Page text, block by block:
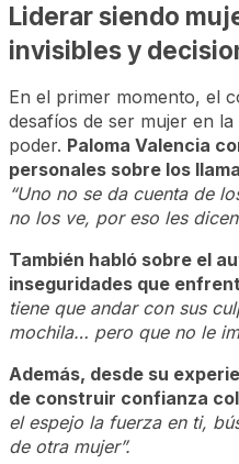
Liderar siendo
invisibles y
En el primer momento, el
desafíos de ser mujer en
poder. Paloma Valencia
personales sobre los
“Uno no se da cuenta de
no los ve, por eso les
También habló sobre el
inseguridades que
tiene que andar con sus
mochila… pero que no le
Además, desde su
de construir confianza
el espejo la fuerza en ti,
de otra mujer”.